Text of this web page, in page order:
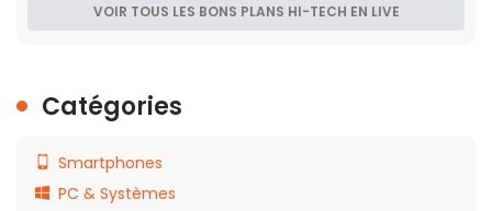
VOIR TOUS LES BONS PLANS HI-TECH EN LIVE
Catégories
Smartphones
PC & Systèmes